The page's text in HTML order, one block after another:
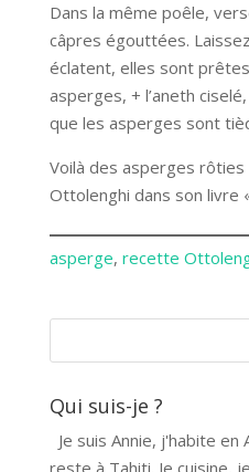
Dans la même poêle,
câpres égouttées.
éclatent, elles sont
asperges, + l’aneth
que les asperges sont
Voilà des asperges
Ottolenghi dans son livre
asperge, recette
Qui suis-je ?
Je suis Annie, j'habite